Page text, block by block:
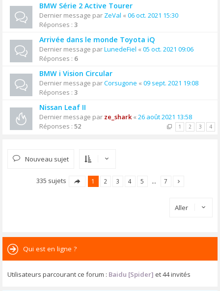
BMW Série 2 Active Tourer
Dernier message par ZeVal « 06 oct. 2021 15:30
Réponses : 3
Arrivée dans le monde Toyota iQ
Dernier message parLunedeFiel « 05 oct. 2021 09:06
Réponses : 6
BMW i Vision Circular
Dernier message parCorsugone « 09 sept. 2021 19:08
Réponses : 3
Nissan Leaf II
Dernier message par ze_shark« 26 août 2021 13:58
Réponses : 52 1 2 3 4
Nouveau sujet
335 sujets 1 2 3 4 5 … 7
Aller
Qui est en ligne ?
Utilisateurs parcourant ce forum : Baidu [Spider] et 44 invités